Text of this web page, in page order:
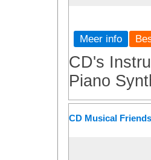
Meer info
CD's
Piano
CD Musical